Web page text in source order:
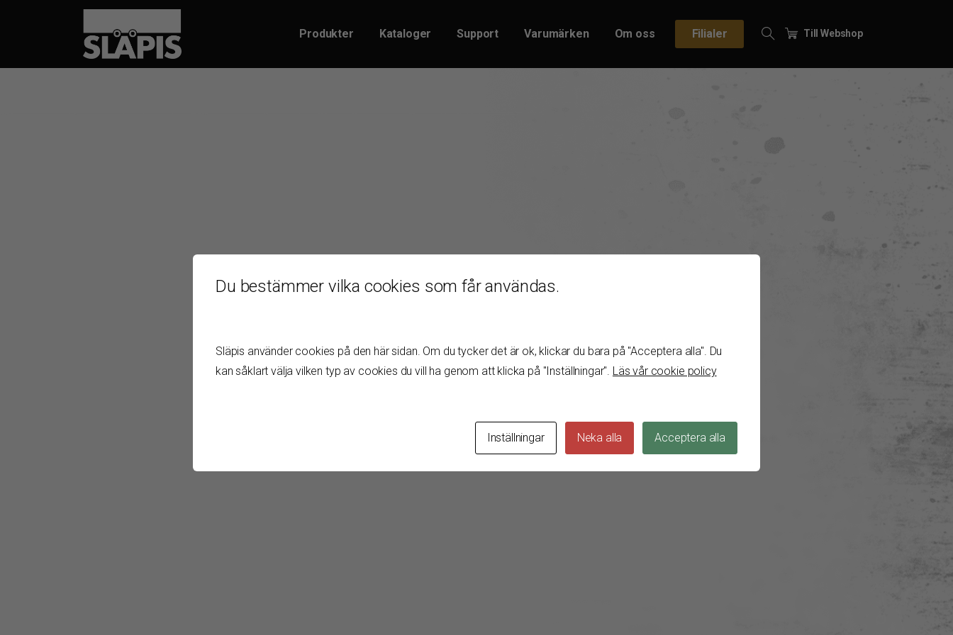
Produkter Kataloger Support Varumärken Om oss Filialer Till Webshop
Du bestämmer vilka cookies som får användas.
Släpis använder cookies på den här sidan. Om du tycker det är ok, klickar du bara på "Acceptera alla". Du
kan såklart välja vilken typ av cookies du vill ha genom att klicka på "Inställningar". Läs vår cookie policy
Inställningar Neka alla Acceptera alla